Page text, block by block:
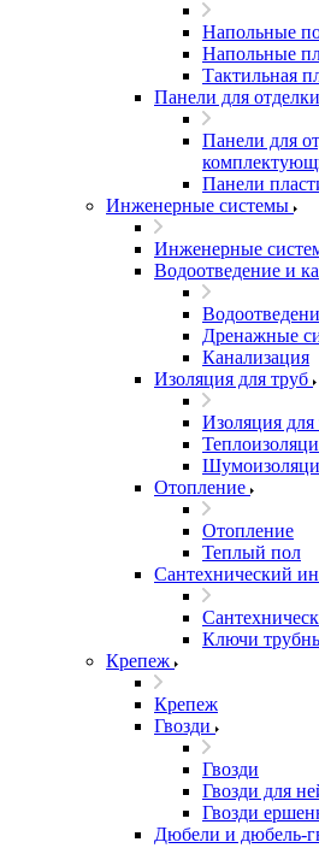
Напольные
Напольные
Тактильная
Панели для
Панели для
Панели
Инженерные системы
Инженерные
Водоотведение и
Дренажные
Канализация
Изоляция для труб
Изоляция для
Отопление
Отопление
Теплый пол
Сантехнический
Ключи
Крепеж
Крепеж
Гвозди
Гвозди
Гвозди для
Гвозди
Дюбели и дюбель-